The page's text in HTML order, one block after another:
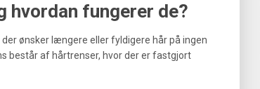
hvordan fungerer de?
ønsker længere eller fyldigere hår på ingen
består af hårtrenser, hvor der er fastgjort